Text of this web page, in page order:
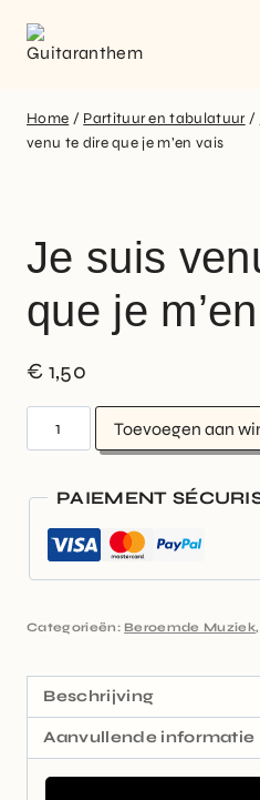
Home / Partituur en tabulatuur /
venu te dire que je m’en vais
Je suis
que je
€ 1,50
Toevoegen aan
PAIEMENT
Categorieën: Beroemde Muziek,
Beschrijving
Aanvullende informatie